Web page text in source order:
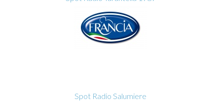
Spot Radio Salumiere